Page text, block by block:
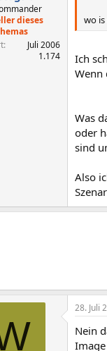
dieses
Juli 2006
1.174
wo
Ich
Wenn
Was
oder
sind
Also
28. Juli
Nein